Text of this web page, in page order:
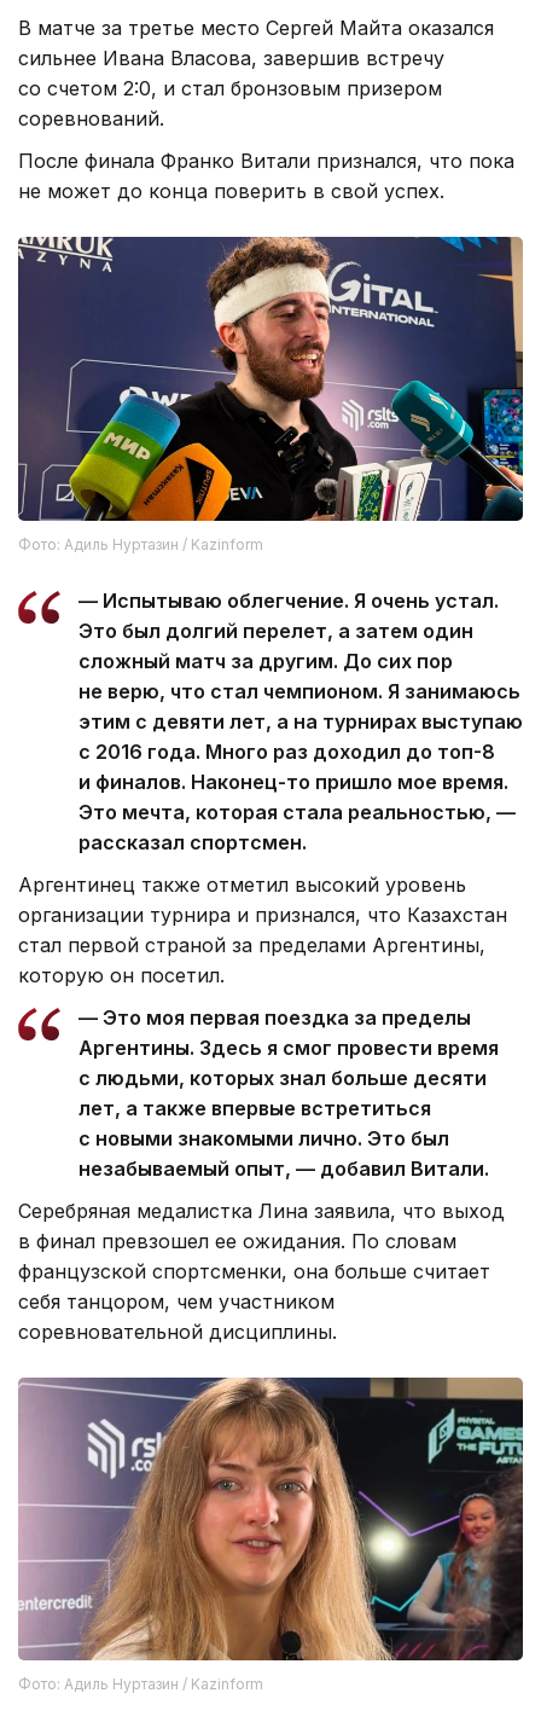
В матче за третье место Сергей Майта оказался
сильнее Ивана Власова, завершив встречу
со счетом 2:0, и стал бронзовым призером
соревнований.
После финала Франко Витали признался, что пока
не может до конца поверить в свой успех.
Фото: Адиль Нуртазин / Kazinform
— Испытываю облегчение. Я очень устал.
Это был долгий перелет, а затем один
сложный матч за другим. До сих пор
не верю, что стал чемпионом. Я занимаюсь
этим с девяти лет, а на турнирах выступаю
с 2016 года. Много раз доходил до топ-8
и финалов. Наконец-то пришло мое время.
Это мечта, которая стала реальностью, —
рассказал спортсмен.
Аргентинец также отметил высокий уровень
организации турнира и признался, что Казахстан
стал первой страной за пределами Аргентины,
которую он посетил.
— Это моя первая поездка за пределы
Аргентины. Здесь я смог провести время
с людьми, которых знал больше десяти
лет, а также впервые встретиться
с новыми знакомыми лично. Это был
незабываемый опыт, — добавил Витали.
Серебряная медалистка Лина заявила, что выход
в финал превзошел ее ожидания. По словам
французской спортсменки, она больше считает
себя танцором, чем участником
соревновательной дисциплины.
Фото: Адиль Нуртазин / Kazinform